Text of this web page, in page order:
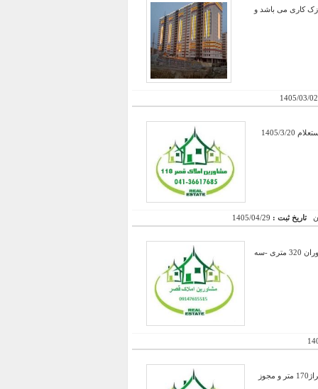
سند زمان تحویل 1400/12/25 ملک در مرحله نازک کاری می باشد و
1405/03/02
تاریخ ثبت : 1405/04/29
فروش ساختمان تجاری مسکونی در بهترین موقعیت خ استاد معین -زیرزمین تجاری 450 متر -طبقه همکف 2 باب رستوران 320 متری -سه
ساختمان نوساز شامل :یک باب مغازه به متراژ205 متر با بالکن و مجوز تجاری با سند ششدانگ+یک باب زیرزمین به متراژ170 متر و مجوز